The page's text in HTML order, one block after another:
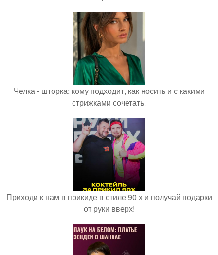
Челка - шторка: кому подходит, как носить и с какими
стрижками сочетать.
Приходи к нам в прикиде в стиле 90 х и получай подарки
от руки вверх!